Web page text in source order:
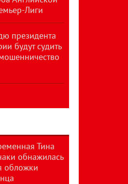
Лиги
президента
будут судить
Тина
обнажилась
обложки